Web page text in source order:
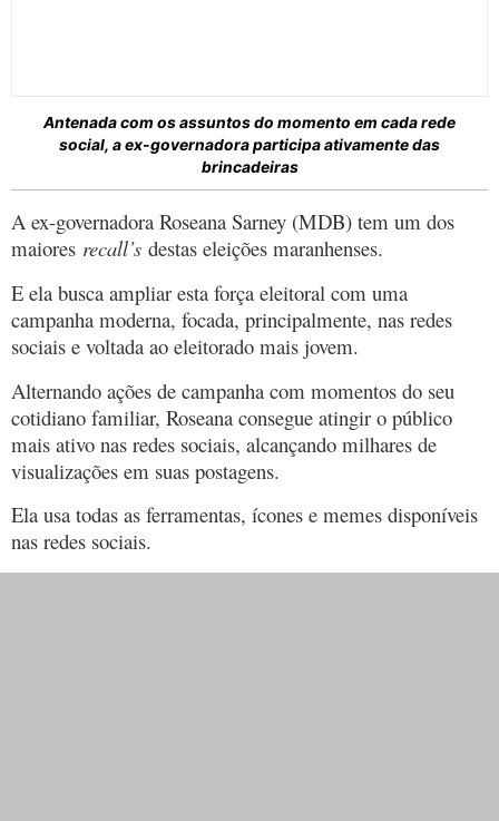
Antenada com os assuntos do momento em cada rede
social, a ex-governadora participa ativamente das
brincadeiras
A ex-governadora Roseana Sarney (MDB) tem um dos
maiores recall’s destas eleições maranhenses.
E ela busca ampliar esta força eleitoral com uma
campanha moderna, focada, principalmente, nas redes
sociais e voltada ao eleitorado mais jovem.
Alternando ações de campanha com momentos do seu
cotidiano familiar, Roseana consegue atingir o público
mais ativo nas redes sociais, alcançando milhares de
visualizações em suas postagens.
Ela usa todas as ferramentas, ícones e memes disponíveis
nas redes sociais.